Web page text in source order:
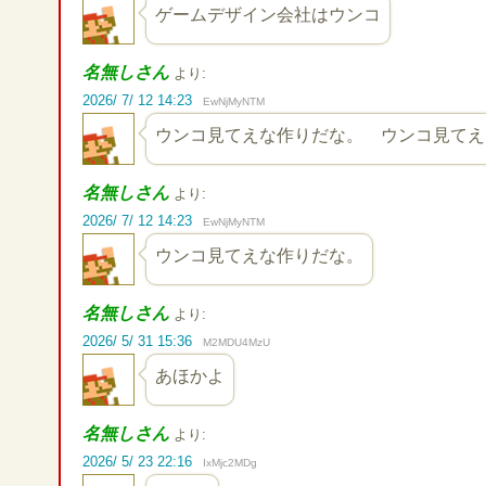
ゲームデザイン会社はウンコ
名無しさん より:
2026/ 7/ 12 14:23
EwNjMyNTM
ウンコ見てえな作りだな。 ウンコ見て
名無しさん より:
2026/ 7/ 12 14:23
EwNjMyNTM
ウンコ見てえな作りだな。
名無しさん より:
2026/ 5/ 31 15:36
M2MDU4MzU
あほかよ
名無しさん より:
2026/ 5/ 23 22:16
IxMjc2MDg